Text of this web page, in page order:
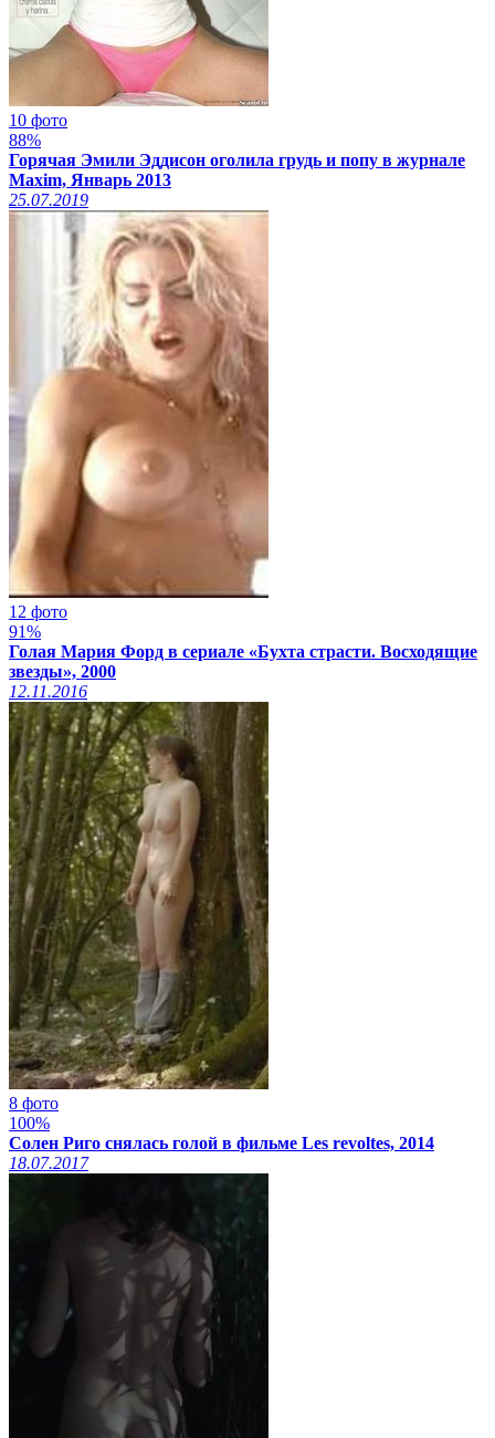
10 фото
88%
Горячая Эмили Эддисон оголила грудь и попу в журнале
Maxim, Январь 2013
25.07.2019
12 фото
91%
Голая Мария Форд в сериале «Бухта страсти. Восходящие
звезды», 2000
12.11.2016
8 фото
100%
Солен Риго снялась голой в фильме Les revoltes, 2014
18.07.2017